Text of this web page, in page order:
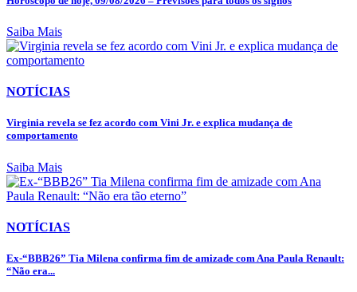
Saiba Mais
NOTÍCIAS
Virginia revela se fez acordo com Vini Jr. e explica mudança de
comportamento
Saiba Mais
NOTÍCIAS
Ex-“BBB26” Tia Milena confirma fim de amizade com Ana Paula Renault:
“Não era...